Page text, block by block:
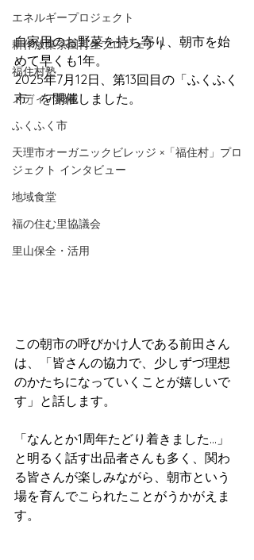
エネルギープロジェクト
耕作放棄茶園再生プロジェクト
福住村塾
メディア掲載
ふくふく市
天理市オーガニックビレッジ ×「福住村」プロ
ジェクト インタビュー
地域食堂
福の住む里協議会
里山保全・活用
自家用のお野菜を持ち寄り、朝市を始
めて早くも1年。
2025年7月12日、第13回目の「ふくふく
市」を開催しました。
この朝市の呼びかけ人である前田さん
は、「皆さんの協力で、少しずづ理想
のかたちになっていくことが嬉しいで
す」と話します。
「なんとか1周年たどり着きました...」
と明るく話す出品者さんも多く、関わ
る皆さんが楽しみながら、朝市という
場を育んでこられたことがうかがえま
す。